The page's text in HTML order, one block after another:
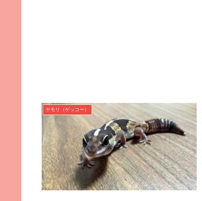
ヤモリ（ゲッコー）